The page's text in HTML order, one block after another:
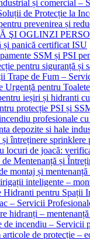
și comercial –
de Protecție la
prevenirea și
ŞI OGLINZI
și panică certificat ISU
SSM și PSI
pentru siguranță și
Trape de Fum –
Urgență pentru
ieșiri și hidranti
protecție PSI și
profesionale
depozite si hale
întreținere
locuri de joacă:
Mentenanță și
montaj și
inteligente –
Hidranti pentru Spații
– Servicii
hidranți –
de incendiu – Servicii
de protecție –